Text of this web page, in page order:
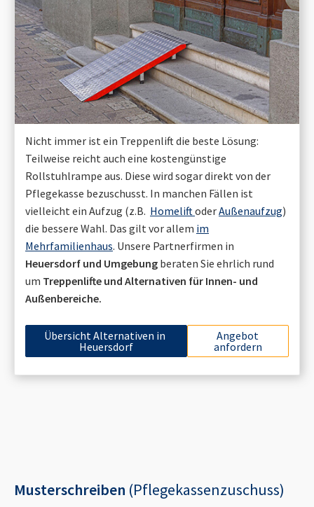
Nicht immer ist ein Treppenlift die beste Lösung:
Teilweise reicht auch eine kostengünstige
Rollstuhlrampe aus. Diese wird sogar direkt von der
Pflegekasse bezuschusst. In manchen Fällen ist
vielleicht ein Aufzug (z.B. HomeliftoderAußenaufzug)
die bessere Wahl. Das gilt vor allem im
Mehrfamilienhaus. Unsere Partnerfirmen in
Heuersdorf und Umgebung beraten Sie ehrlich rund
um Treppenlifte und Alternativen für Innen- und
Außenbereiche.
Übersicht Alternativen in
Heuersdorf
Angebot
anfordern
Musterschreiben (Pflegekassenzuschuss)